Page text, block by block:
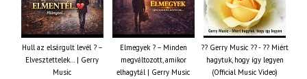
Hull az elsárgult levél ? –
Elvesztettelek… | Gerry
Music
Elmegyek ? – Minden
megváltozott, amikor
elhagytál | Gerry Music
?? Gerry Music ?? - ?? Miért
hagytuk, hogy így legyen
(Official Music Video)